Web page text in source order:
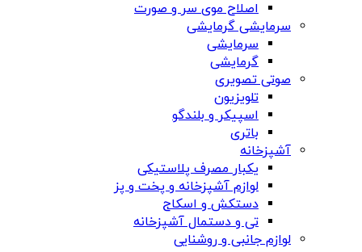
اصلاح موی سر و صورت
سرمایشی گرمایشی
سرمایشی
گرمایشی
صوتی تصویری
تلویزیون
اسپیکر و بلندگو
باتری
آشپزخانه
یکبار مصرف پلاستیکی
لوازم آشپزخانه و پخت و پز
دستکش و اسکاج
تی و دستمال آشپزخانه
لوازم جانبی و روشنایی